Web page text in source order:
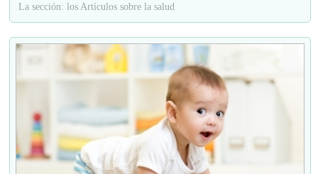
La sección: los Artículos sobre la salud